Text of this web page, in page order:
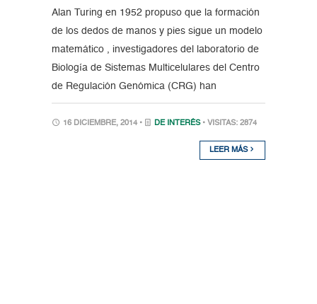
Alan Turing en 1952 propuso que la formación
de los dedos de manos y pies sigue un modelo
matemático , investigadores del laboratorio de
Biología de Sistemas Multicelulares del Centro
de Regulación Genómica (CRG) han
16 DICIEMBRE, 2014 • DE INTERÉS • VISITAS: 2874
LEER MÁS